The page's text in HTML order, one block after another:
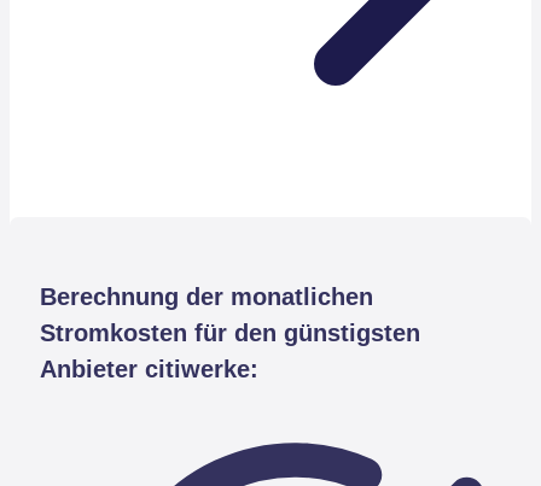
Berechnung der monatlichen
Stromkosten für den günstigsten
Anbieter citiwerke: